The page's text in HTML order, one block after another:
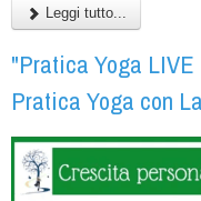
Leggi tutto...
"Pratica Yoga
Pratica Yoga con